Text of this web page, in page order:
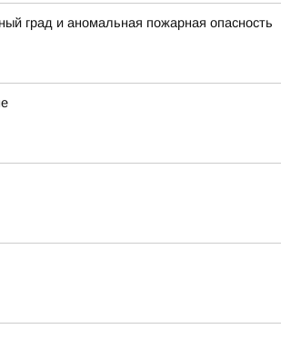
град и аномальная пожарная опасность